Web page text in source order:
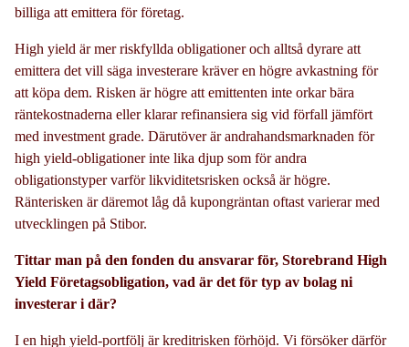
billiga att emittera för företag.
High yield är mer riskfyllda obligationer och alltså dyrare att
emittera det vill säga investerare kräver en högre avkastning för
att köpa dem. Risken är högre att emittenten inte orkar bära
räntekostnaderna eller klarar refinansiera sig vid förfall jämfört
med investment grade. Därutöver är andrahandsmarknaden för
high yield-obligationer inte lika djup som för andra
obligationstyper varför likviditetsrisken också är högre.
Ränterisken är däremot låg då kupongräntan oftast varierar med
utvecklingen på Stibor.
Tittar man på den fonden du ansvarar för, Storebrand High
Yield Företagsobligation, vad är det för typ av bolag ni
investerar i där?
I en high yield-portfölj är kreditrisken förhöjd. Vi försöker därför